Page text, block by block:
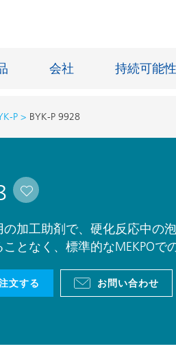
会社 持続可能性
ファイバーサイジ
床用塗料
鋳造および耐火
P BYK-P 9928
加工助剤で、硬化反応中の
となく、標準的なMEKPOで
文する お問い合わせ